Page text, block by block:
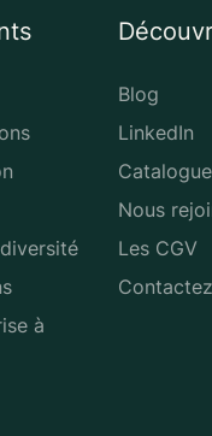
à
Blog
LinkedIn
Nous
Les CGV